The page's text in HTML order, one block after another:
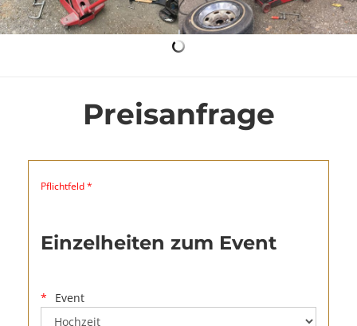
Preisanfrage
Pflichtfeld *
Einzelheiten zum Event
Event